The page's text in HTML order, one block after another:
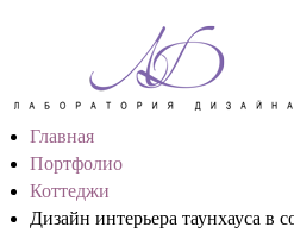
Главная
Портфолио
Коттеджи
Дизайн интерьера таунхауса в